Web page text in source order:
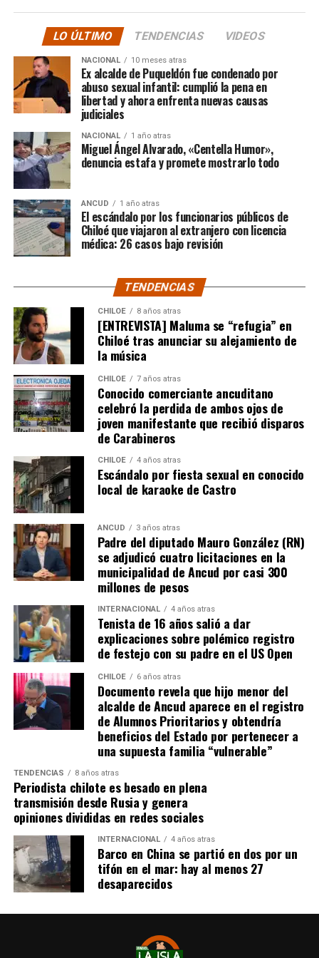
hacer justicia.”
quienes lo han acompañado desde que compartió lo
ocurrido:
“Gracias a todos por el
apoyo!!!!”
Por el momento, las personas aludidas no han emitido
declaraciones públicas. La historia, según Centella,
recién comienza y, el mencionado posteo, ha generado
comentarios de todo tipo, en su gran mayoría, a favor
del humorista de Punta Arenas.
LO ÚLTIMO TENDENCIAS VIDEOS
NACIONAL 10 meses atras
Ex alcalde de Puqueldón fue condenado por
abuso sexual infantil: cumplió la pena en
libertad y ahora enfrenta nuevas causas
judiciales
NACIONAL 1 año atras
Miguel Ángel Alvarado, «Centella Humor»,
denuncia estafa y promete mostrarlo todo
ANCUD 1 año atras
El escándalo por los funcionarios públicos de
Chiloé que viajaron al extranjero con licencia
médica: 26 casos bajo revisión
TENDENCIAS
CHILOE 8 años atras
[ENTREVISTA] Maluma se “refugia” en
Chiloé tras anunciar su alejamiento de
la música
CHILOE 7 años atras
Conocido comerciante ancuditano
celebró la perdida de ambos ojos de
joven manifestante que recibió disparos
de Carabineros
CHILOE 4 años atras
Escándalo por fiesta sexual en conocido
local de karaoke de Castro
ANCUD 3 años atras
Padre del diputado Mauro González (RN)
se adjudicó cuatro licitaciones en la
municipalidad de Ancud por casi 300
millones de pesos
INTERNACIONAL 4 años atras
Tenista de 16 años salió a dar
explicaciones sobre polémico registro
de festejo con su padre en el US Open
CHILOE 6 años atras
Documento revela que hijo menor del
alcalde de Ancud aparece en el registro
de Alumnos Prioritarios y obtendría
beneficios del Estado por pertenecer a
una supuesta familia “vulnerable”
TENDENCIAS 8 años atras
Periodista chilote es besado en plena
transmisión desde Rusia y genera
opiniones divididas en redes sociales
INTERNACIONAL 4 años atras
Barco en China se partió en dos por un
tifón en el mar: hay al menos 27
desaparecidos